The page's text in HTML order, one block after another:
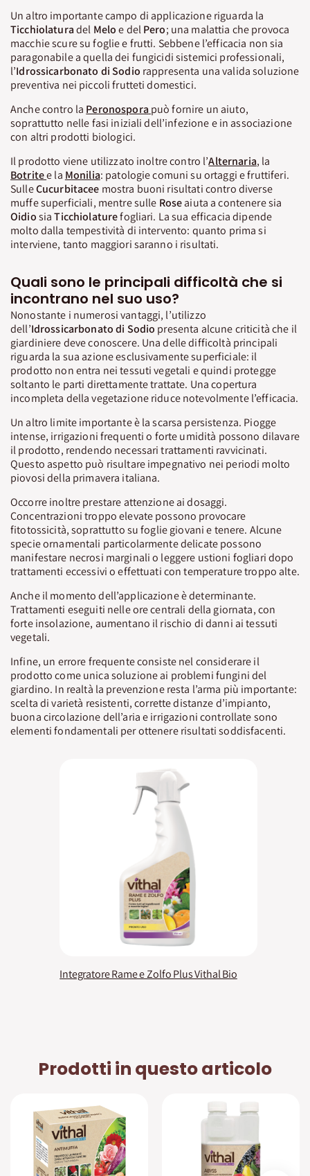
Un altro importante campo di applicazione riguarda la
Ticchiolaturadel Meloe delPero; una malattia che provoca
macchie scure su foglie e frutti. Sebbene l’efficacia non sia
paragonabile a quella dei fungicidi sistemici professionali,
l’Idrossicarbonato diSodio rappresenta una valida soluzione
preventiva nei piccoli frutteti domestici.
Anche contro la Peronospora può fornire un aiuto,
soprattutto nelle fasi iniziali dell’infezione e in associazione
con altri prodotti biologici.
Il prodotto viene utilizzato inoltre contro l’Alternaria, la
Botritee la Monilia: patologie comuni su ortaggi e fruttiferi.
SulleCucurbitacee mostra buoni risultati contro diverse
muffe superficiali, mentre sulle Roseaiuta a contenere sia
OidiosiaTicchiolaturefogliari. La sua efficacia dipende
molto dalla tempestività di intervento: quanto prima si
interviene, tanto maggiori saranno i risultati.
Quali sono le principali difficoltà che si
incontrano nel suo uso?
Nonostante i numerosi vantaggi, l’utilizzo
dell’Idrossicarbonato di Sodio presenta alcune criticità che il
giardiniere deve conoscere. Una delle difficoltà principali
riguarda la sua azione esclusivamente superficiale: il
prodotto non entra nei tessuti vegetali e quindi protegge
soltanto le parti direttamente trattate. Una copertura
incompleta della vegetazione riduce notevolmente l’efficacia.
Un altro limite importante è la scarsa persistenza. Piogge
intense, irrigazioni frequenti o forte umidità possono dilavare
il prodotto, rendendo necessari trattamenti ravvicinati.
Questo aspetto può risultare impegnativo nei periodi molto
piovosi della primavera italiana.
Occorre inoltre prestare attenzione ai dosaggi.
Concentrazioni troppo elevate possono provocare
fitotossicità, soprattutto su foglie giovani e tenere. Alcune
specie ornamentali particolarmente delicate possono
manifestare necrosi marginali o leggere ustioni fogliari dopo
trattamenti eccessivi o effettuati con temperature troppo alte.
Anche il momento dell’applicazione è determinante.
Trattamenti eseguiti nelle ore centrali della giornata, con
forte insolazione, aumentano il rischio di danni ai tessuti
vegetali.
Infine, un errore frequente consiste nel considerare il
prodotto come unica soluzione ai problemi fungini del
giardino. In realtà la prevenzione resta l’arma più importante:
scelta di varietà resistenti, corrette distanze d’impianto,
buona circolazione dell’aria e irrigazioni controllate sono
elementi fondamentali per ottenere risultati soddisfacenti.
Integratore Rame e Zolfo Plus Vithal Bio
Prodotti in questo articolo